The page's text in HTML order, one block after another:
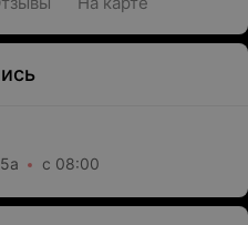
с 08:00